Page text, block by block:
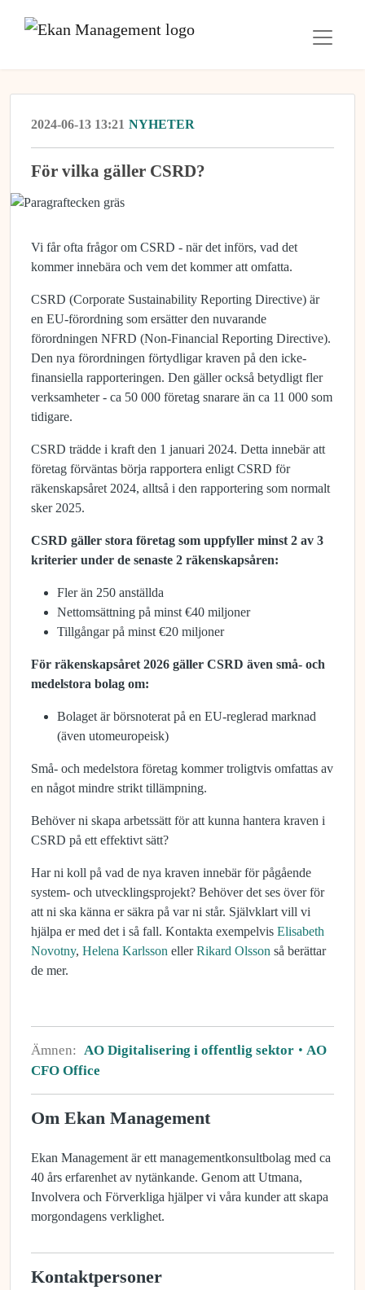
2024-06-13 13:21 NYHETER
För vilka gäller CSRD?
Vi får ofta frågor om CSRD - när det införs, vad det
kommer innebära och vem det kommer att omfatta.
CSRD (Corporate Sustainability Reporting Directive) är
en EU-förordning som ersätter den nuvarande
förordningen NFRD (Non-Financial Reporting Directive).
Den nya förordningen förtydligar kraven på den icke-
finansiella rapporteringen. Den gäller också betydligt fler
verksamheter - ca 50 000 företag snarare än ca 11 000 som
tidigare.
CSRD trädde i kraft den 1 januari 2024. Detta innebär att
företag förväntas börja rapportera enligt CSRD för
räkenskapsåret 2024, alltså i den rapportering som normalt
sker 2025.
CSRD gäller stora företag som uppfyller minst 2 av 3
kriterier under de senaste 2 räkenskapsåren:
Fler än 250 anställda
Nettomsättning på minst €40 miljoner
Tillgångar på minst €20 miljoner
För räkenskapsåret 2026 gäller CSRD även små- och
medelstora bolag om:
Bolaget är börsnoterat på en EU-reglerad marknad
(även utomeuropeisk)
Små- och medelstora företag kommer troligtvis omfattas av
en något mindre strikt tillämpning.
Behöver ni skapa arbetssätt för att kunna hantera kraven i
CSRD på ett effektivt sätt?
Har ni koll på vad de nya kraven innebär för pågående
system- och utvecklingsprojekt? Behöver det ses över för
att ni ska känna er säkra på var ni står. Självklart vill vi
hjälpa er med det i så fall. Kontakta exempelvis Elisabeth
Novotny, Helena Karlsson ellerRikard Olsson så berättar
de mer.
Ämnen: AO Digitalisering i offentlig sektor
AO
CFO Office
Om Ekan Management
Ekan Management är ett managementkonsultbolag med ca
40 års erfarenhet av nytänkande. Genom att Utmana,
Involvera och Förverkliga hjälper vi våra kunder att skapa
morgondagens verklighet.
Kontaktpersoner